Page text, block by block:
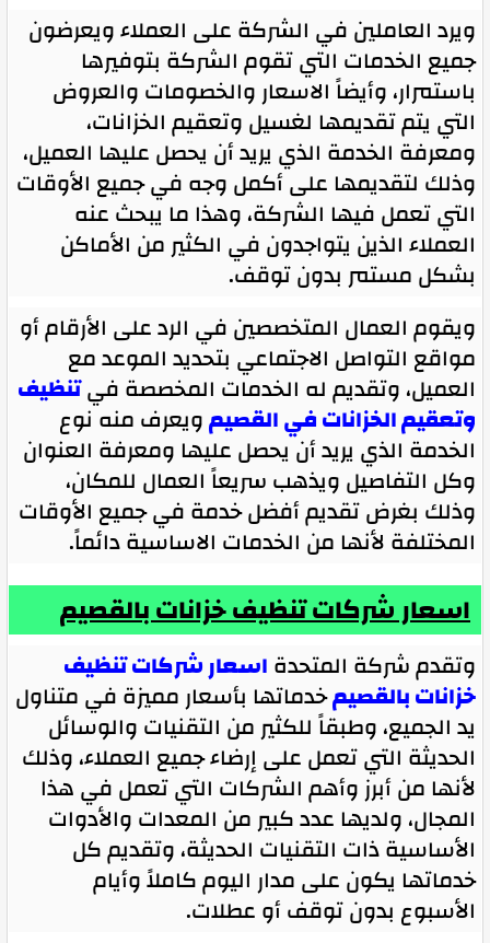
ويرد العاملين في الشركة على العملاء ويعرضون
جميع الخدمات التي تقوم الشركة بتوفيرها
باستمرار، وأيضاً الاسعار والخصومات والعروض
التي يتم تقديمها لغسيل وتعقيم الخزانات،
ومعرفة الخدمة الذي يريد أن يحصل عليها العميل،
وذلك لتقديمها على أكمل وجه في جميع الأوقات
التي تعمل فيها الشركة، وهذا ما يبحث عنه
العملاء الذين يتواجدون في الكثير من الأماكن
بشكل مستمر بدون توقف.
ويقوم العمال المتخصصين في الرد على الأرقام أو
مواقع التواصل الاجتماعي بتحديد الموعد مع
العميل، وتقديم له الخدمات المخصصة فيتنظيف
وتعقيم الخزانات في القصيمويعرف منه نوع
الخدمة الذي يريد أن يحصل عليها ومعرفة العنوان
وكل التفاصيل ويذهب سريعاً العمال للمكان،
وذلك بغرض تقديم أفضل خدمة في جميع الأوقات
المختلفة لأنها من الخدمات الاساسية دائماً.
اسعار شركات تنظيف خزانات بالقصيم
وتقدم شركة المتحدةاسعار شركات تنظيف
خزانات بالقصيمخدماتها بأسعار مميزة في متناول
يد الجميع، وطبقاً للكثير من التقنيات والوسائل
الحديثة التي تعمل على إرضاء جميع العملاء، وذلك
لأنها من أبرز وأهم الشركات التي تعمل في هذا
المجال، ولديها عدد كبير من المعدات والأدوات
الأساسية ذات التقنيات الحديثة، وتقديم كل
خدماتها يكون على مدار اليوم كاملاً وأيام
الأسبوع بدون توقف أو عطلات.